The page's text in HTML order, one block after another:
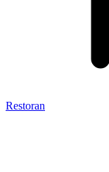
Restoran